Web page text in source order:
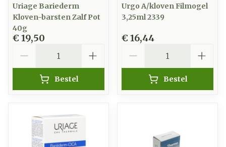
Uriage Bariederm
Kloven-barsten Zalf Pot
40g
€ 19,50
Bestel
Urgo A/kloven Filmogel
3,25ml 2339
€ 16,44
Bestel